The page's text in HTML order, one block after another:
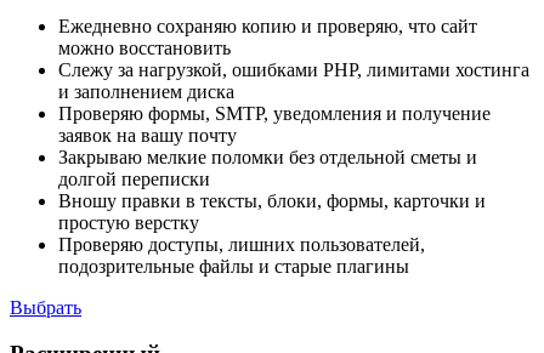
Ежедневно сохраняю копию и проверяю, что сайт
можно восстановить
Слежу за нагрузкой, ошибками PHP, лимитами хостинга
и заполнением диска
Проверяю формы, SMTP, уведомления и получение
заявок на вашу почту
Закрываю мелкие поломки без отдельной сметы и
долгой переписки
Вношу правки в тексты, блоки, формы, карточки и
простую верстку
Проверяю доступы, лишних пользователей,
подозрительные файлы и старые плагины
Выбрать